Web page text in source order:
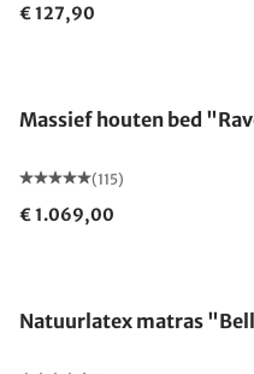
€ 127,90
Massief houten bed
(115)
€ 1.069,00
Natuurlatex matras